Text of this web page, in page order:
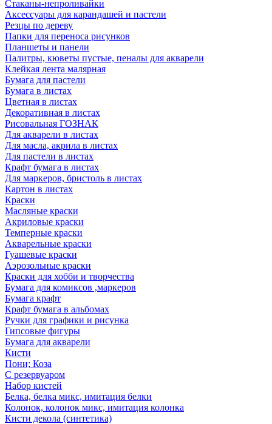
Стаканы-непроливайки
Аксессуары для карандашей и пастели
Резцы по дереву
Папки для переноса рисунков
Планшеты и панели
Палитры, кюветы пустые, пеналы для акварели
Клейкая лента малярная
Бумага для пастели
Бумага в листах
Цветная в листах
Декоративная в листах
Рисовальная ГОЗНАК
Для акварели в листах
Для масла, акрила в листах
Для пастели в листах
Крафт бумага в листах
Для маркеров, бристоль в листах
Картон в листах
Краски
Масляные краски
Акриловые краски
Темперные краски
Акварельные краски
Гуашевые краски
Аэрозольные краски
Краски для хобби и творчества
Бумага для комиксов ,маркеров
Бумага крафт
Крафт бумага в альбомах
Ручки для графики и рисунка
Гипсовые фигуры
Бумага для акварели
Кисти
Пони; Коза
С резервуаром
Набор кистей
Белка, белка микс, имитация белки
Колонок, колонок микс, имитация колонка
Кисти декола (синтетика)